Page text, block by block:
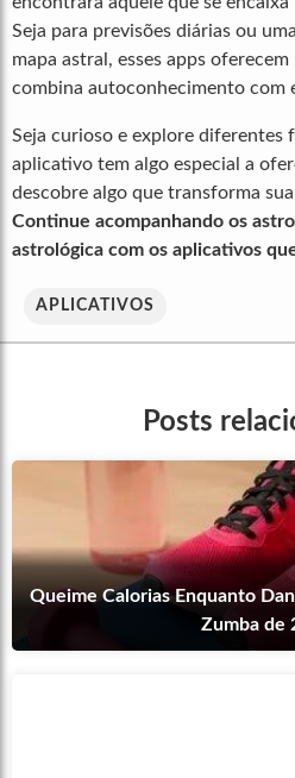
Seja para previsões diárias ou
mapa astral, esses apps
combina autoconhecimento com
Seja curioso e explore diferentes
aplicativo tem algo especial a
descobre algo que transforma
Continue acompanhando os
astrológica com os aplicativos
APLICATIVOS
Posts
Queime Calorias Enquanto
Zumba de